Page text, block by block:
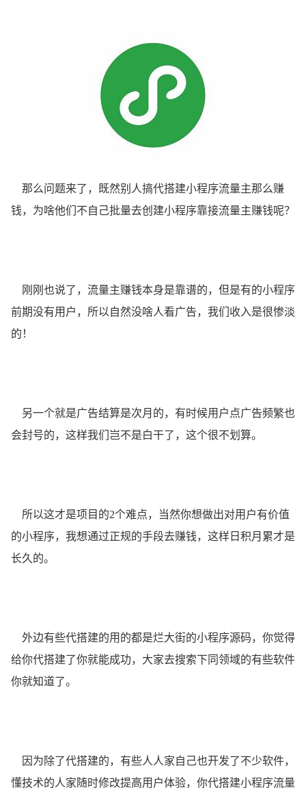
那么问题来了，既然别人搞代搭建小程序流量主那么赚
钱，为啥他们不自己批量去创建小程序靠接流量主赚钱呢？
刚刚也说了，流量主赚钱本身是靠谱的，但是有的小程序
前期没有用户，所以自然没啥人看广告，我们收入是很惨淡
的！
另一个就是广告结算是次月的，有时候用户点广告频繁也
会封号的，这样我们岂不是白干了，这个很不划算。
所以这才是项目的2个难点，当然你想做出对用户有价值
的小程序，我想通过正规的手段去赚钱，这样日积月累才是
长久的。
外边有些代搭建的用的都是烂大街的小程序源码，你觉得
给你代搭建了你就能成功，大家去搜索下同领域的有些软件
你就知道了。
因为除了代搭建的，有些人人家自己也开发了不少软件，
懂技术的人家随时修改提高用户体验，你代搭建小程序流量